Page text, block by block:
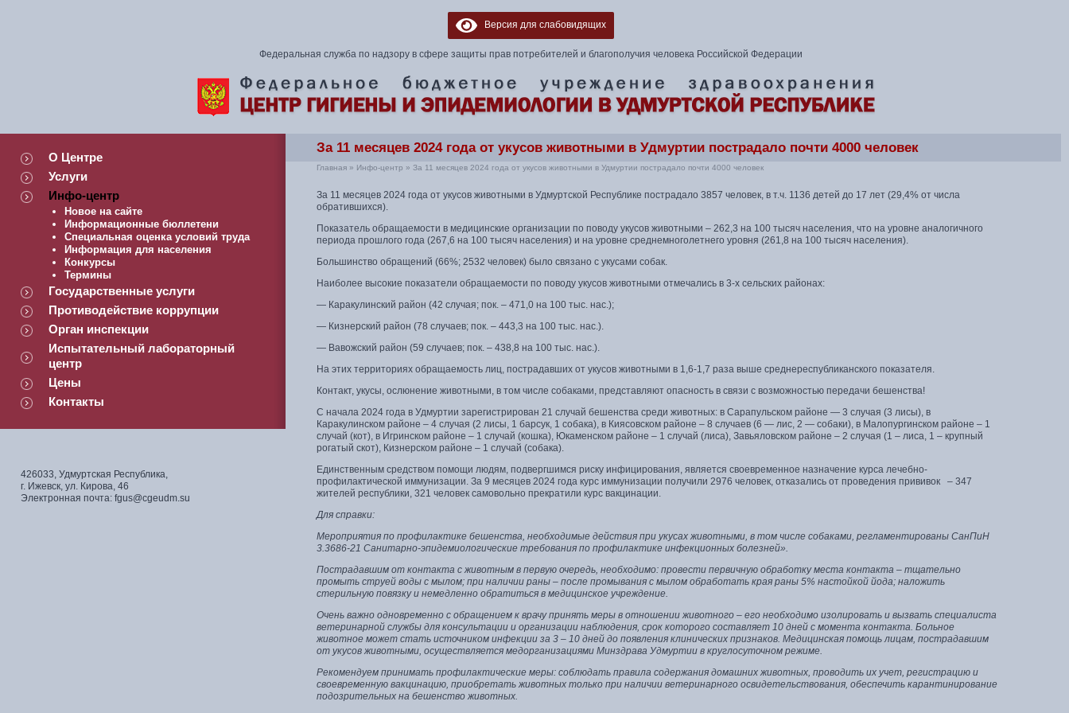
Версия для слабовидящих
Федеральная служба по надзору в сфере защиты прав потребителей и благополучия человека Российской Федерации
О Центре
Услуги
Инфо-центр
Новое на сайте
Информационные бюллетени
Специальная оценка условий труда
Информация для населения
Конкурсы
Термины
Государственные услуги
Противодействие коррупции
Орган инспекции
Испытательный лабораторный
центр
Цены
Контакты
426033, Удмуртская Республика,
г. Ижевск, ул. Кирова, 46
Электронная почта: fgus@cgeudm.su
За 11 месяцев 2024 года от укусов животными в Удмуртии пострадало почти 4000 человек
Главная » Инфо-центр » За 11 месяцев 2024 года от укусов животными в Удмуртии пострадало почти 4000 человек
За 11 месяцев 2024 года от укусов животными в Удмуртской Республике пострадало 3857 человек, в т.ч. 1136 детей до 17 лет (29,4% от числа
обратившихся).
Показатель обращаемости в медицинские организации по поводу укусов животными – 262,3 на 100 тысяч населения, что на уровне аналогичного
периода прошлого года (267,6 на 100 тысяч населения) и на уровне среднемноголетнего уровня (261,8 на 100 тысяч населения).
Большинство обращений (66%; 2532 человек) было связано с укусами собак.
Наиболее высокие показатели обращаемости по поводу укусов животными отмечались в 3-х сельских районах:
— Каракулинский район (42 случая; пок. – 471,0 на 100 тыс. нас.);
— Кизнерский район (78 случаев; пок. – 443,3 на 100 тыс. нас.).
— Вавожский район (59 случаев; пок. – 438,8 на 100 тыс. нас.).
На этих территориях обращаемость лиц, пострадавших от укусов животными в 1,6-1,7 раза выше среднереспубликанского показателя.
Контакт, укусы, ослюнение животными, в том числе собаками, представляют опасность в связи с возможностью передачи бешенства!
С начала 2024 года в Удмуртии зарегистрирован 21 случай бешенства среди животных: в Сарапульском районе — 3 случая (3 лисы), в
Каракулинском районе – 4 случая (2 лисы, 1 барсук, 1 собака), в Киясовском районе – 8 случаев (6 — лис, 2 — собаки), в Малопургинском районе – 1
случай (кот), в Игринском районе – 1 случай (кошка), Юкаменском районе – 1 случай (лиса), Завьяловском районе – 2 случая (1 – лиса, 1 – крупный
рогатый скот), Кизнерском районе – 1 случай (собака).
Единственным средством помощи людям, подвергшимся риску инфицирования, является своевременное назначение курса лечебно-
профилактической иммунизации. За 9 месяцев 2024 года курс иммунизации получили 2976 человек, отказались от проведения прививок – 347
жителей республики, 321 человек самовольно прекратили курс вакцинации.
Для справки:
Мероприятия по профилактике бешенства, необходимые действия при укусах животными, в том числе собаками, регламентированы СанПиН
3.3686-21 Санитарно-эпидемиологические требования по профилактике инфекционных болезней».
Пострадавшим от контакта с животным в первую очередь, необходимо: провести первичную обработку места контакта – тщательно
промыть струей воды с мылом; при наличии раны – после промывания с мылом обработать края раны 5% настойкой йода; наложить
стерильную повязку и немедленно обратиться в медицинское учреждение.
Очень важно одновременно с обращением к врачу принять меры в отношении животного – его необходимо изолировать и вызвать специалиста
ветеринарной службы для консультации и организации наблюдения, срок которого составляет 10 дней с момента контакта. Больное
животное может стать источником инфекции за 3 – 10 дней до появления клинических признаков. Медицинская помощь лицам, пострадавшим
от укусов животными, осуществляется медорганизациями Минздрава Удмуртии в круглосуточном режиме.
Рекомендуем принимать профилактические меры: соблюдать правила содержания домашних животных, проводить их учет, регистрацию и
своевременную вакцинацию, приобретать животных только при наличии ветеринарного освидетельствования, обеспечить карантинирование
подозрительных на бешенство животных.